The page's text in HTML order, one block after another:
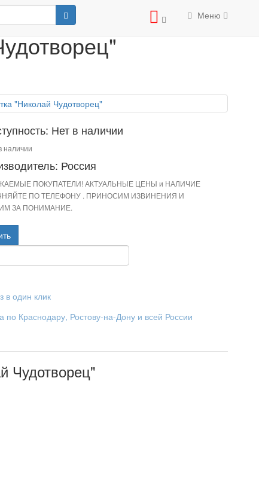
Меню
Нет в наличии
наличии
Россия
ПОКУПАТЕЛИ! АКТУАЛЬНЫЕ ЦЕНЫ и НАЛИЧИЕ
ПО ТЕЛЕФОНУ . ПРИНОСИМ ИЗВИНЕНИЯ И
ЗА ПОНИМАНИЕ.
в один клик
по Краснодару, Ростову-на-Дону и всей России
Чудотворец"